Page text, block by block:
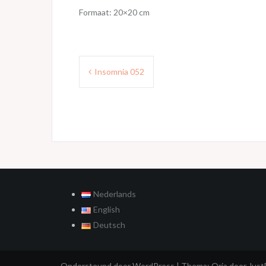
Formaat: 20×20 cm
Bericht
Insomnia 052
Nederlands
English
Deutsch